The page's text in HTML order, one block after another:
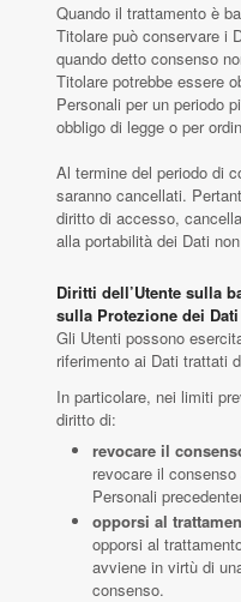
Quando il trattamento è
Titolare può conservare i
quando detto consenso
Titolare potrebbe essere
Personali per un periodo
obbligo di legge o per
Al termine del periodo di
saranno cancellati.
diritto di accesso,
alla portabilità dei Dati
Diritti dell’Utente sulla
sulla Protezione dei Dati
Gli Utenti possono
riferimento ai Dati trattati
In particolare, nei limiti
diritto di:
revocare il
revocare il
Personali
opporsi al
opporsi al
avviene in virtù di
consenso.